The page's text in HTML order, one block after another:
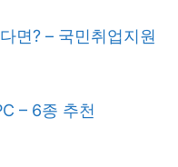
면? – 국민취업지원
– 6종 추천